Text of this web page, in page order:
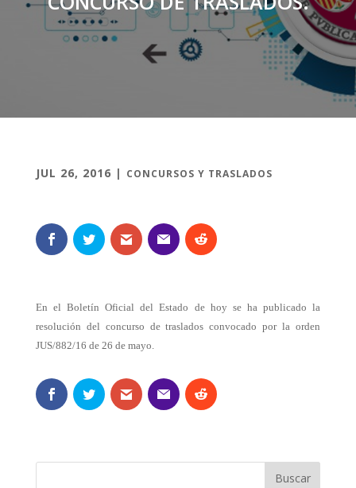
JUL 26, 2016 | CONCURSOS Y TRASLADOS
En el Boletín Oficial del Estado de hoy se ha publicado la
resolución del concurso de traslados convocado por la orden
JUS/882/16 de 26 de mayo.